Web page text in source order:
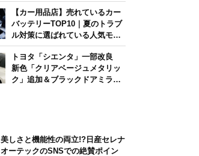
【カー用品店】売れているカー
バッテリーTOP10｜夏のトラブ
ル対策に選ばれている人気モデ
ルは？【2026年6月版】
トヨタ「シエンタ」一部改良
新色「クリアベージュメタリッ
ク」追加＆ブラックドアミラー
美しさと機能性の両立!?日産セレナ
オーテックのSNSでの絶賛ポイン